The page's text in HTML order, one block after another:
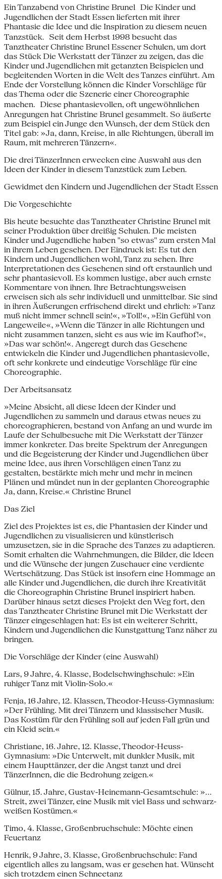
Ein Tanzabend von Christine Brunel Die Kinder und
Jugendlichen der Stadt Essen lieferten mit ihrer
Phantasie die Idee und die Inspiration zu diesem neuen
Tanzstück. Seit dem Herbst 1998 besucht das
Tanztheater Christine Brunel Essener Schulen, um dort
das Stück Die Werkstatt der Tänzer zu zeigen, das die
Kinder und Jugendlichen mit getanzten Beispielen und
begleitenden Worten in die Welt des Tanzes einführt. Am
Ende der Vorstellung können die Kinder Vorschläge für
das Thema oder die Szenerie einer Choreographie
machen. Diese phantasievollen, oft ungewöhnlichen
Anregungen hat Christine Brunel gesammelt. So äußerte
zum Beispiel ein Junge den Wunsch, der dem Stück den
Titel gab: »Ja, dann, Kreise, in alle Richtungen, überall im
Raum, mit mehreren Tänzern«.
Die drei TänzerInnen erwecken eine Auswahl aus den
Ideen der Kinder in diesem Tanzstück zum Leben.
Gewidmet den Kindern und Jugendlichen der Stadt Essen
Die Vorgeschichte
Bis heute besuchte das Tanztheater Christine Brunel mit
seiner Produktion über dreißig Schulen. Die meisten
Kinder und Jugendliche haben "so etwas" zum ersten Mal
in ihrem Leben gesehen. Der Eindruck ist: Es tut den
Kindern und Jugendlichen wohl, Tanz zu sehen. Ihre
Interpretationen des Gesehenen sind oft erstaunlich und
sehr phantasievoll. Es kommen lustige, aber auch ernste
Kommentare von ihnen. Ihre Betrachtungsweisen
erweisen sich als sehr individuell und unmittelbar. Sie sind
in ihren Äußerungen erfrischend direkt und ehrlich: »Tanz
muß nicht immer schnell sein!«, »Toll!«, »Ein Gefühl von
Langeweile«, »Wenn die Tänzer in alle Richtungen und
nicht zusammen tanzen, sieht es aus wie im Kaufhof!«,
»Das war schön!«. Angeregt durch das Gesehene
entwickeln die Kinder und Jugendlichen phantasievolle,
oft sehr konkrete und eindeutige Vorschläge für eine
Choreographie.
Der Arbeitsansatz
»Meine Absicht, all diese Ideen der Kinder und
Jugendlichen zu sammeln und daraus etwas neues zu
choreographieren, bestand von Anfang an und wurde im
Laufe der Schulbesuche mit Die Werkstatt der Tänzer
immer konkreter. Das breite Spektrum der Anregungen
und die Begeisterung der Kinder und Jugendlichen über
meine Idee, aus ihren Vorschlägen einen Tanz zu
gestalten, bestärkte mich mehr und mehr in meinen
Plänen und mündet nun in der geplanten Choreographie
Ja, dann, Kreise.« Christine Brunel
Das Ziel
Ziel des Projektes ist es, die Phantasien der Kinder und
Jugendlichen zu visualisieren und künstlerisch
umzusetzen, sie in die Sprache des Tanzes zu adaptieren.
Somit erhalten die Wahrnehmungen, die Bilder, die Ideen
und die Wünsche der jungen Zuschauer eine verdiente
Wertschätzung. Das Stück ist insofern eine Hommage an
alle Kinder und Jugendlichen, die durch ihre Kreativität
die Choreographin Christine Brunel inspiriert haben.
Darüber hinaus setzt dieses Projekt den Weg fort, den
das Tanztheater Christine Brunel mit Die Werkstatt der
Tänzer eingeschlagen hat: Es ist ein weiterer Schritt,
Kindern und Jugendlichen die Kunstgattung Tanz näher zu
bringen.
Die Vorschläge der Kinder (eine Auswahl)
Lars, 9 Jahre, 4. Klasse, Bodelschwinghschule: »Ein
ruhiger Tanz mit Violin-Solo.«
Fenja, 16 Jahre, 12. Klassen, Theodor-Heuss-Gymnasium:
»Der Frühling. Mit drei Tänzern und klassischer Musik.
Das Kostüm für den Frühling soll auf jeden Fall grün und
ein Kleid sein.«
Christiane, 16. Jahre, 12. Klasse, Theodor-Heuss-
Gymnasium: »Die Unterwelt, mit dunkler Musik, mit
einem Haupttänzer, der die Angst tanzt und drei
TänzerInnen, die die Bedrohung zeigen.«
Gülnur, 15. Jahre, Gustav-Heinemann-Gesamtschule: »...
Streit, zwei Tänzer, eine Musik mit viel Bass und schwarz-
weißen Kostümen.«
Timo, 4. Klasse, Großenbruchschule: Möchte einen
Feuertanz
Henrik, 9 Jahre, 3. Klasse, Großenbruchschule: Fand
eigentlich alles zu langsam, was er gesehen hat. Wünscht
sich trotzdem einen Schneetanz